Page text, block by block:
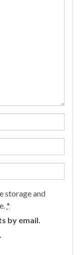
storage and
*
by email.